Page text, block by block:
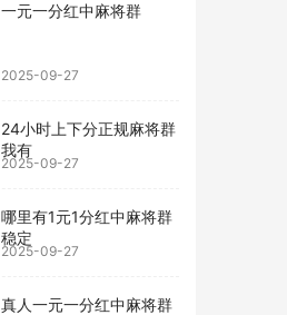
一元一分红中麻将群
2025-09-27
24小时上下分正规麻将群
我有
2025-09-27
哪里有1元1分红中麻将群
稳定
2025-09-27
真人一元一分红中麻将群